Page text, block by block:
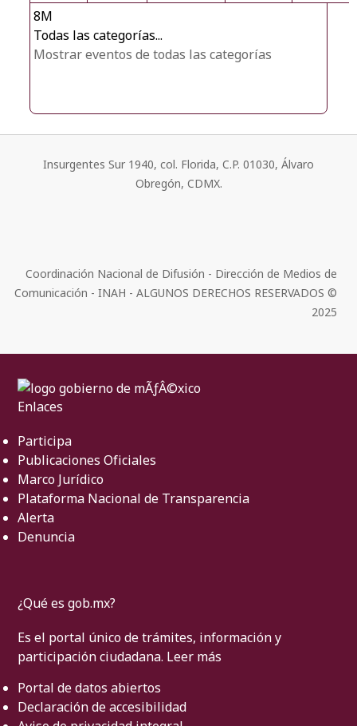
8M
Todas las categorías...
Mostrar eventos de todas las categorías
Insurgentes Sur 1940, col. Florida, C.P. 01030, Álvaro
Obregón, CDMX.
Coordinación Nacional de Difusión - Dirección de Medios de
Comunicación - INAH - ALGUNOS DERECHOS RESERVADOS ©
2025
Enlaces
Participa
Publicaciones Oficiales
Marco Jurídico
Plataforma Nacional de Transparencia
Alerta
Denuncia
¿Qué es gob.mx?
Es el portal único de trámites, información y
participación ciudadana. Leer más
Portal de datos abiertos
Declaración de accesibilidad